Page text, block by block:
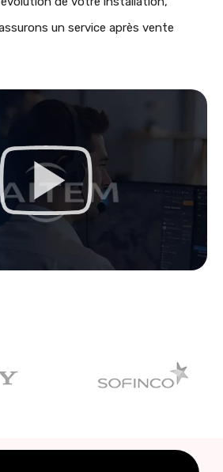
un service après vente